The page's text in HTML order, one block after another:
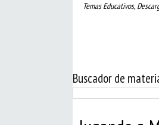
Temas Educativos,
Buscador de